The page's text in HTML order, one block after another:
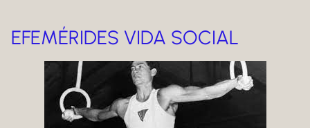
EFEMÉRIDES VIDA SOCIAL